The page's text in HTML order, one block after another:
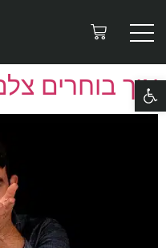
איך בוחרים
פתח סרגל נגישות